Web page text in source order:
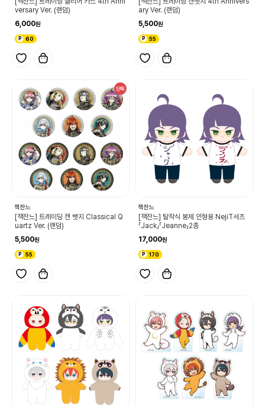
versary Ver. (랜덤)
6,000
60
ary Ver. (랜덤)
5,500
55
단독
잭잔느
[잭잔느] 트레이딩 캔 뱃지 Classical Q
uartz Ver. (랜덤)
5,500
55
잭잔느
[잭잔느] 탈착식 봉제 인형용 NejiT셔츠
「Jack」「Jeanne」2종
17,000
170